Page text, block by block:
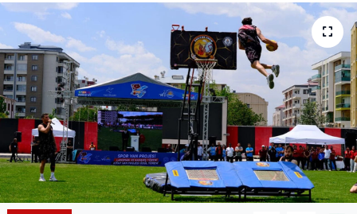
Diğer
DÜNYA
EĞİTİM
EKONOMİ
Eleman